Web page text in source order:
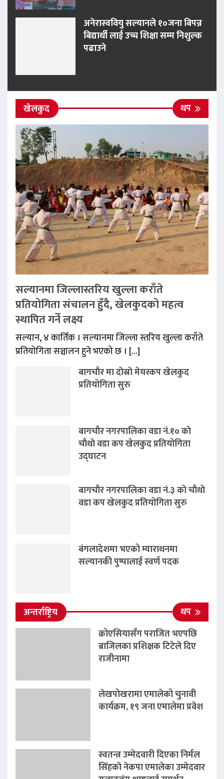
अनेरास्ववियु सल्यानले १०जना बिपन्न
बिद्यार्थी लाई उच्च शिक्षा सम्म निशुल्क
पढाउने
खेलकुद थप
सल्यानमा जिल्लास्तरिय खुल्ला कराँते
प्रतियोगिता संचालन हुँदै, खेलकुदको महत्व
स्थापित गर्ने लक्ष्य
सल्यान, ४ कार्तिक । सल्यानमा जिल्ला स्तरिय खुल्ला कराँते
प्रतियोगिता सञ्चालन हुने भएको छ । […]
बागचाैर मा दाेस्राे मेयरकप खेलकुद
प्रतियोगिता सुरु
बागचाैर नगरपालिका वडा नं.१० काे
चाैथाे वडा कप खेलकुद प्रतियोगिता
उद्घाटन
बागचाैर नगरपालिका वडा नं.३ काे चाैथाे
वडा कप खेलकुद प्रतियोगिता सुरु
बंगलादेशमा भएको म्याराथनमा
सल्यानकी पुष्पालाई स्वर्ण पदक
अन्तर्राष्ट्रिय
थप
क्रोएसियासँग पराजित भएपछि
ब्राजिलका प्रशिक्षक टिटेले दिए
राजीनामा
लेखपोखरामा एमालेको चुनावी
कार्यक्रम, १९ जना एमालेमा प्रवेश
स्वतन्त्र उम्मेदवारी दिएका निर्मल
सिंहकाे नेकपा एमालेका उम्मेदवार